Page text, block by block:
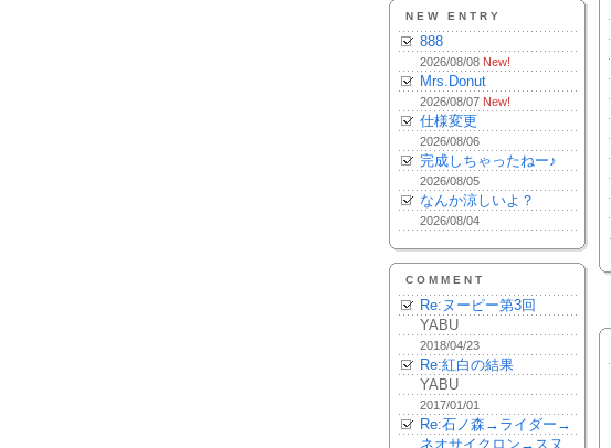
NEW ENTRY
888
2026/08/08 New!
Mrs.Donut
2026/08/07 New!
仕様変更
2026/08/06
完成しちゃったねー♪
2026/08/05
なんか涼しいよ？
2026/08/04
COMMENT
Re:ヌーピー第3回
YABU
2018/04/23
Re:紅白の結果
YABU
2017/01/01
Re:石ノ森→ライダー→
ネオサイクロン→スヌ